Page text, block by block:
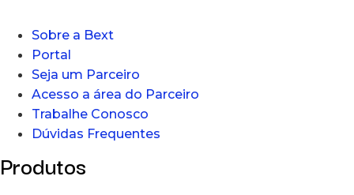
Sobre a Bext
Portal
Seja um Parceiro
Acesso a área do Parceiro
Trabalhe Conosco
Dúvidas Frequentes
Produtos